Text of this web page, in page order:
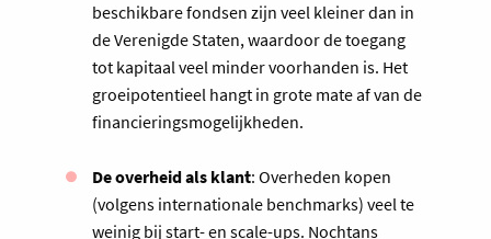
beschikbare fondsen zijn veel kleiner dan in
de Verenigde Staten, waardoor de toegang
tot kapitaal veel minder voorhanden is. Het
groeipotentieel hangt in grote mate af van de
financieringsmogelijkheden.
De overheid als klant: Overheden kopen
(volgens internationale benchmarks) veel te
weinig bij start- en scale-ups. Nochtans